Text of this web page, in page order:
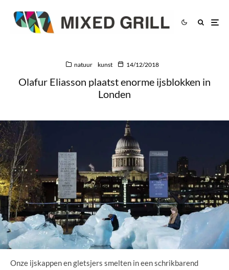
natuur kunst 14/12/2018
Olafur Eliasson plaatst enorme ijsblokken in
Londen
Onze ijskappen en gletsjers smelten in een schrikbarend